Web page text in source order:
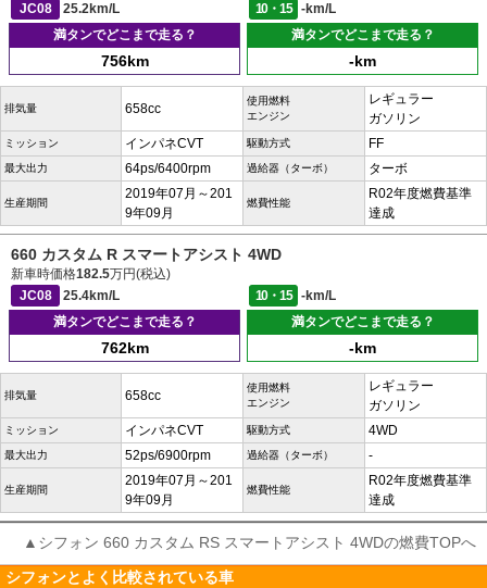
JC08
25.2km/L 10・15
-km/L
満タンでどこまで走る？
756km
満タンでどこまで走る？
-km
排気量 658cc
使用燃料
エンジン
レギュラー
ガソリン
ミッション インパネCVT 駆動方式 FF
最大出力 64ps/6400rpm 過給器（ターボ） ターボ
生産期間
2019年07月～201
9年09月
燃費性能
R02年度燃費基準
達成
660 カスタム R スマートアシスト 4WD
新車時価格182.5万円(税込)
JC08
25.4km/L 10・15
-km/L
満タンでどこまで走る？
762km
満タンでどこまで走る？
-km
排気量 658cc
使用燃料
エンジン
レギュラー
ガソリン
ミッション インパネCVT 駆動方式 4WD
最大出力 52ps/6900rpm 過給器（ターボ） -
生産期間
2019年07月～201
9年09月
燃費性能
R02年度燃費基準
達成
▲シフォン 660 カスタム RS スマートアシスト 4WDの燃費TOPへ
シフォンとよく比較されている車